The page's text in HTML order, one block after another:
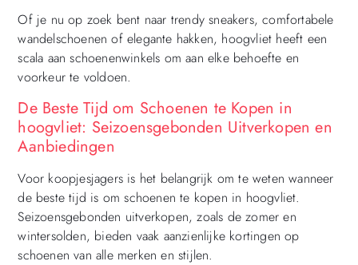
Of je nu op zoek bent naar trendy sneakers, comfortabele
wandelschoenen of elegante hakken, hoogvliet heeft een
scala aan schoenenwinkels om aan elke behoefte en
voorkeur te voldoen.
De Beste Tijd om Schoenen te Kopen in
hoogvliet: Seizoensgebonden Uitverkopen en
Aanbiedingen
Voor koopjesjagers is het belangrijk om te weten wanneer
de beste tijd is om schoenen te kopen in hoogvliet.
Seizoensgebonden uitverkopen, zoals de zomer en
wintersolden, bieden vaak aanzienlijke kortingen op
schoenen van alle merken en stijlen.